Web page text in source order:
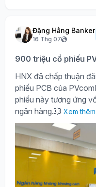
Đặng Hằng Banker
16 Thg 07
900 triệu cổ phiếu
HNX đã chấp thuận
phiếu PCB của
phiếu này tương ứng
ngân hàng.💥 Xem thêm